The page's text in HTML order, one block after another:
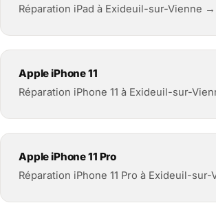
Réparation iPad à Exideuil-sur-Vienne →
Apple iPhone 11
Réparation iPhone 11 à Exideuil-sur-
Apple iPhone 11 Pro
Réparation iPhone 11 Pro à Exideuil-